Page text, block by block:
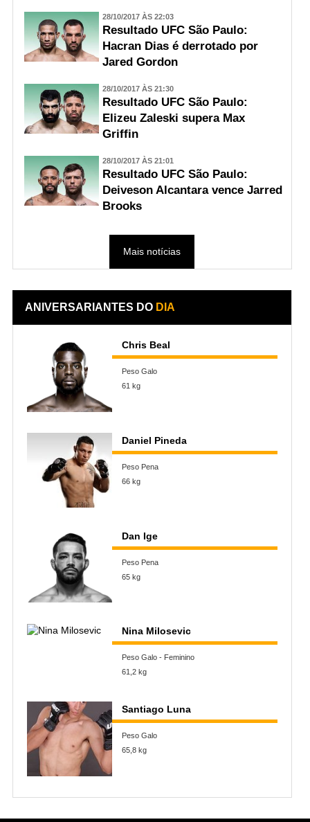
28/10/2017 ÀS 22:03
Resultado UFC São Paulo:
Hacran Dias é derrotado por
Jared Gordon
28/10/2017 ÀS 21:30
Resultado UFC São Paulo:
Elizeu Zaleski supera Max
Griffin
28/10/2017 ÀS 21:01
Resultado UFC São Paulo:
Deiveson Alcantara vence Jarred
Brooks
Mais notícias
ANIVERSARIANTES DO DIA
Chris Beal
Peso Galo
61 kg
Daniel Pineda
Peso Pena
66 kg
Dan Ige
Peso Pena
65 kg
Nina Milosevic
Peso Galo - Feminino
61,2 kg
Santiago Luna
Peso Galo
65,8 kg